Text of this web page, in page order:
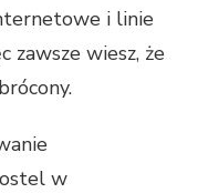
i linie
zawsze wiesz, że
w